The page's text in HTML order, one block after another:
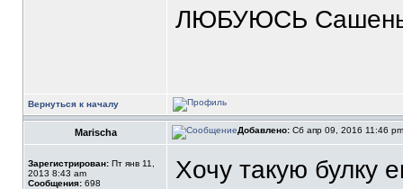
ЛЮБУЮСЬ
Вернуться к началу
Marischa Добавлено: Сб апр 09, 2016 11:46
Зарегистрирован: Пт янв 11,
2013 8:43 am
Сообщения: 698
Хочу такую булку